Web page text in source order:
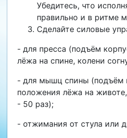
Убедитесь, что
правильно и в ритме
Сделайте силовые
- для пресса (подъём
лёжа на спине, колени
- для мышц спины (подъём
положения лёжа на
- 50 раз);
- отжимания от стула или